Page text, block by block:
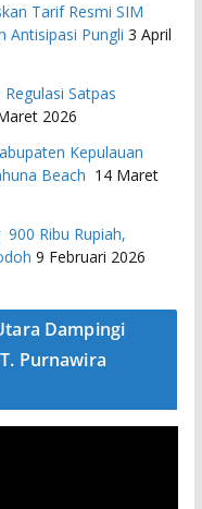
Tarif Resmi SIM
Antisipasi Pungli 3 April
Satpas
2026
Kepulauan
Beach 14 Maret
Ribu Rupiah,
9 Februari 2026
Dampingi
Purnawira